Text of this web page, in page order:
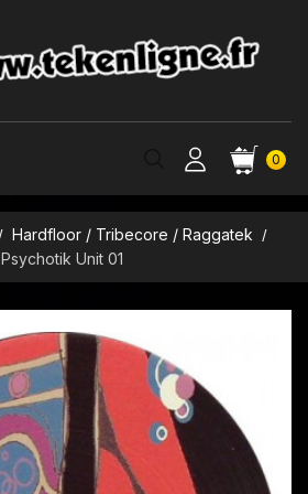
0
Hardfloor / Tribecore / Raggatek
Psychotik Unit 01